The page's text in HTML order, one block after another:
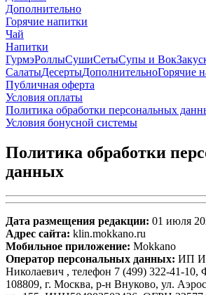
Дополнительно
Горячие напитки
Чай
Напитки
ГурмэРоллыСушиСетыСупы и Вок
СалатыДесертыДополнительноГорячие
Публичная оферта
Условия оплаты
Политика обработки персональных
Условия бонусной системы
Политика обработки
данных
Дата размещения редакции: 01 июля
Адрес сайта: klin.mokkano.ru
Мобильное приложение: Mokkano
Оператор персональных данных: ИП
Николаевич , телефон 7 (499) 322-41-10,
108809, г. Москва, р-н Внуково, ул.